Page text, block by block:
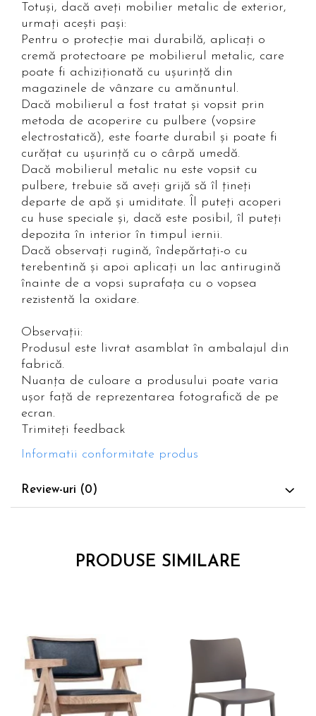
Totuși, dacă aveți mobilier metalic de exterior,
urmați acești pași:
Pentru o protecție mai durabilă, aplicați o
cremă protectoare pe mobilierul metalic, care
poate fi achiziționată cu ușurință din
magazinele de vânzare cu amănuntul.
Dacă mobilierul a fost tratat și vopsit prin
metoda de acoperire cu pulbere (vopsire
electrostatică), este foarte durabil și poate fi
curățat cu ușurință cu o cârpă umedă.
Dacă mobilierul metalic nu este vopsit cu
pulbere, trebuie să aveți grijă să îl țineți
departe de apă și umiditate. Îl puteți acoperi
cu huse speciale și, dacă este posibil, îl puteți
depozita în interior în timpul iernii.
Dacă observați rugină, îndepărtați-o cu
terebentină și apoi aplicați un lac antirugină
înainte de a vopsi suprafața cu o vopsea
rezistentă la oxidare.
Observații:
Produsul este livrat asamblat în ambalajul din
fabrică.
Nuanța de culoare a produsului poate varia
ușor față de reprezentarea fotografică de pe
ecran.
Trimiteți feedback
Informatii conformitate produs
Review-uri (0)
PRODUSE SIMILARE